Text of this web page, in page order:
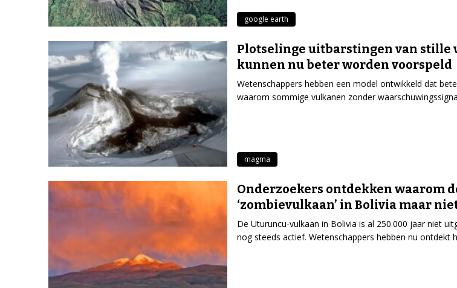
google earth
Plotselinge uitbarstingen van stille
kunnen nu beter worden voorspeld
Wetenschappers hebben een model ontwikkeld dat
waarom sommige vulkanen zonder
magma
Onderzoekers ontdekken waarom
‘zombievulkaan’ in Bolivia maar
De Uturuncu-vulkaan in Bolivia is al 250.000 jaar niet
nog steeds actief. Wetenschappers hebben nu ontdekt